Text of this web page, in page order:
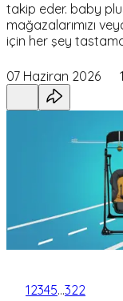
takip eder. baby
mağazalarımızı
için her şey
07 Haziran 2026 1
12345...322